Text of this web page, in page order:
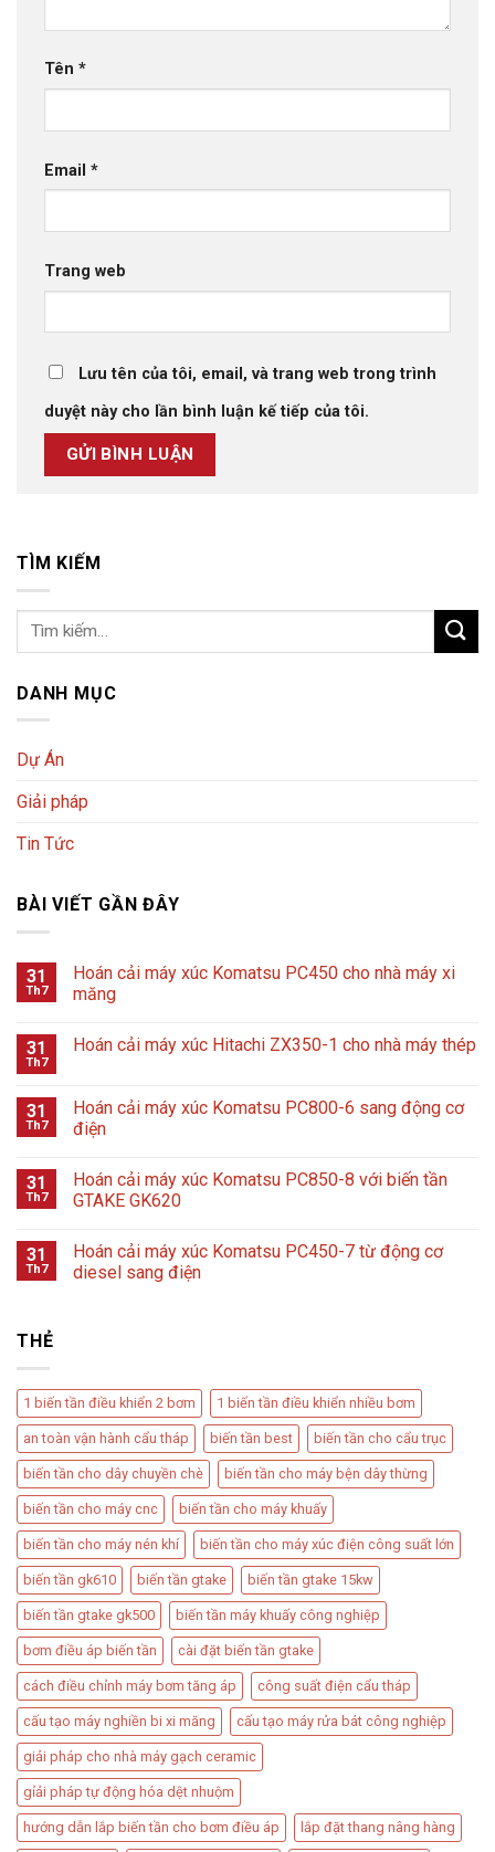
Tên *
Email *
Trang web
Lưu tên của tôi, email, và trang web trong trình
duyệt này cho lần bình luận kế tiếp của tôi.
TÌM KIẾM
DANH MỤC
Dự Án
Giải pháp
Tin Tức
BÀI VIẾT GẦN ĐÂY
31
Th7
Hoán cải máy xúc Komatsu PC450 cho nhà máy xi
măng
31
Th7
Hoán cải máy xúc Hitachi ZX350-1 cho nhà máy thép
31
Th7
Hoán cải máy xúc Komatsu PC800-6 sang động cơ
điện
31
Th7
Hoán cải máy xúc Komatsu PC850-8 với biến tần
GTAKE GK620
31
Th7
Hoán cải máy xúc Komatsu PC450-7 từ động cơ
diesel sang điện
THẺ
1 biến tần điều khiển 2 bơm 1 biến tần điều khiển nhiều bơm
an toàn vận hành cẩu tháp biến tần best biến tần cho cẩu trục
biến tần cho dây chuyền chè biến tần cho máy bện dây thừng
biến tần cho máy cnc biến tần cho máy khuấy
biến tần cho máy nén khí biến tần cho máy xúc điện công suất lớn
biến tần gk610 biến tần gtake biến tần gtake 15kw
biến tần gtake gk500 biến tần máy khuấy công nghiệp
bơm điều áp biến tần​ cài đặt biến tần gtake
cách điều chỉnh máy bơm tăng áp​ công suất điện cẩu tháp​
cấu tạo máy nghiền bi xi măng cấu tạo máy rửa bát công nghiệp
giải pháp cho nhà máy gạch ceramic
gỉải pháp tự động hóa dệt nhuộm
hướng dẫn lắp biến tần cho bơm điều áp lắp đặt thang nâng hàng​